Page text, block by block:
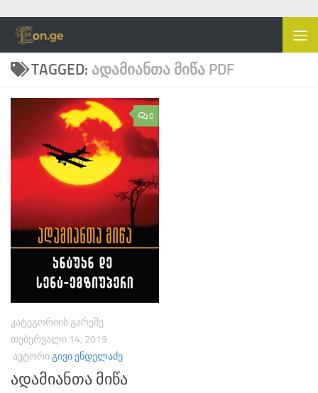
Skip to content
TAGGED: ᲐᲓᲐᲛᲘᲐᲜᲗᲐ ᲛᲘᲬᲐ PDF
0
ᲙᲐᲢᲔᲒᲝᲠᲘᲘᲡ ᲒᲐᲠᲔᲨᲔ
ᲗᲔᲑᲔᲠᲕᲐᲚᲘ 14, 2019
ᲐᲕᲢᲝᲠᲘᲒᲘᲕᲘ ᲔᲜᲓᲔᲚᲐᲫᲔ
ადამიანთა მიწა